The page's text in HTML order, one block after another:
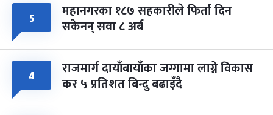
५ महानगरका १८७ सहकारीले फिर्ता दिन
सकेनन् सवा ८ अर्ब
४ राजमार्ग दायाँबायाँका जग्गामा लाग्ने विकास
कर ५ प्रतिशत बिन्दु बढाइँदै